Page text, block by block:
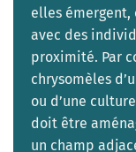
elles
avec des
proximité. Par
chrysomèles
ou d’une
doit être
un champ